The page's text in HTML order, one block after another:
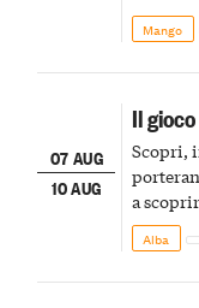
Mango
07 AUG
10 AUG
Il
Scopri,
a
Alba